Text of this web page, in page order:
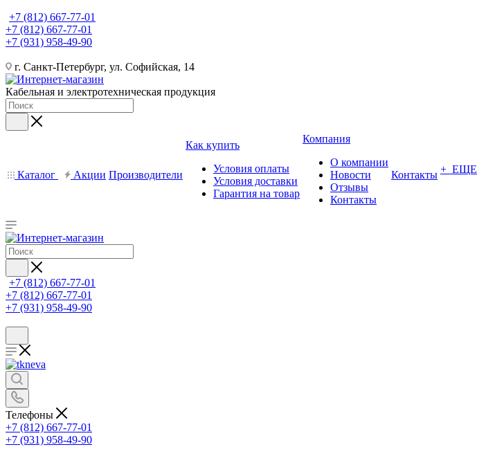
+7 (812) 667-77-01
+7 (812) 667-77-01
+7 (931) 958-49-90
г. Санкт-Петербург, ул. Софийская, 14
Кабельная и электротехническая продукция
Каталог Акции Производители
Как купить
Условия оплаты
Условия доставки
Гарантия на товар
Компания
О компании
Новости
Отзывы
Контакты
Контакты + ЕЩЕ
+7 (812) 667-77-01
+7 (812) 667-77-01
+7 (931) 958-49-90
Телефоны
+7 (812) 667-77-01
+7 (931) 958-49-90